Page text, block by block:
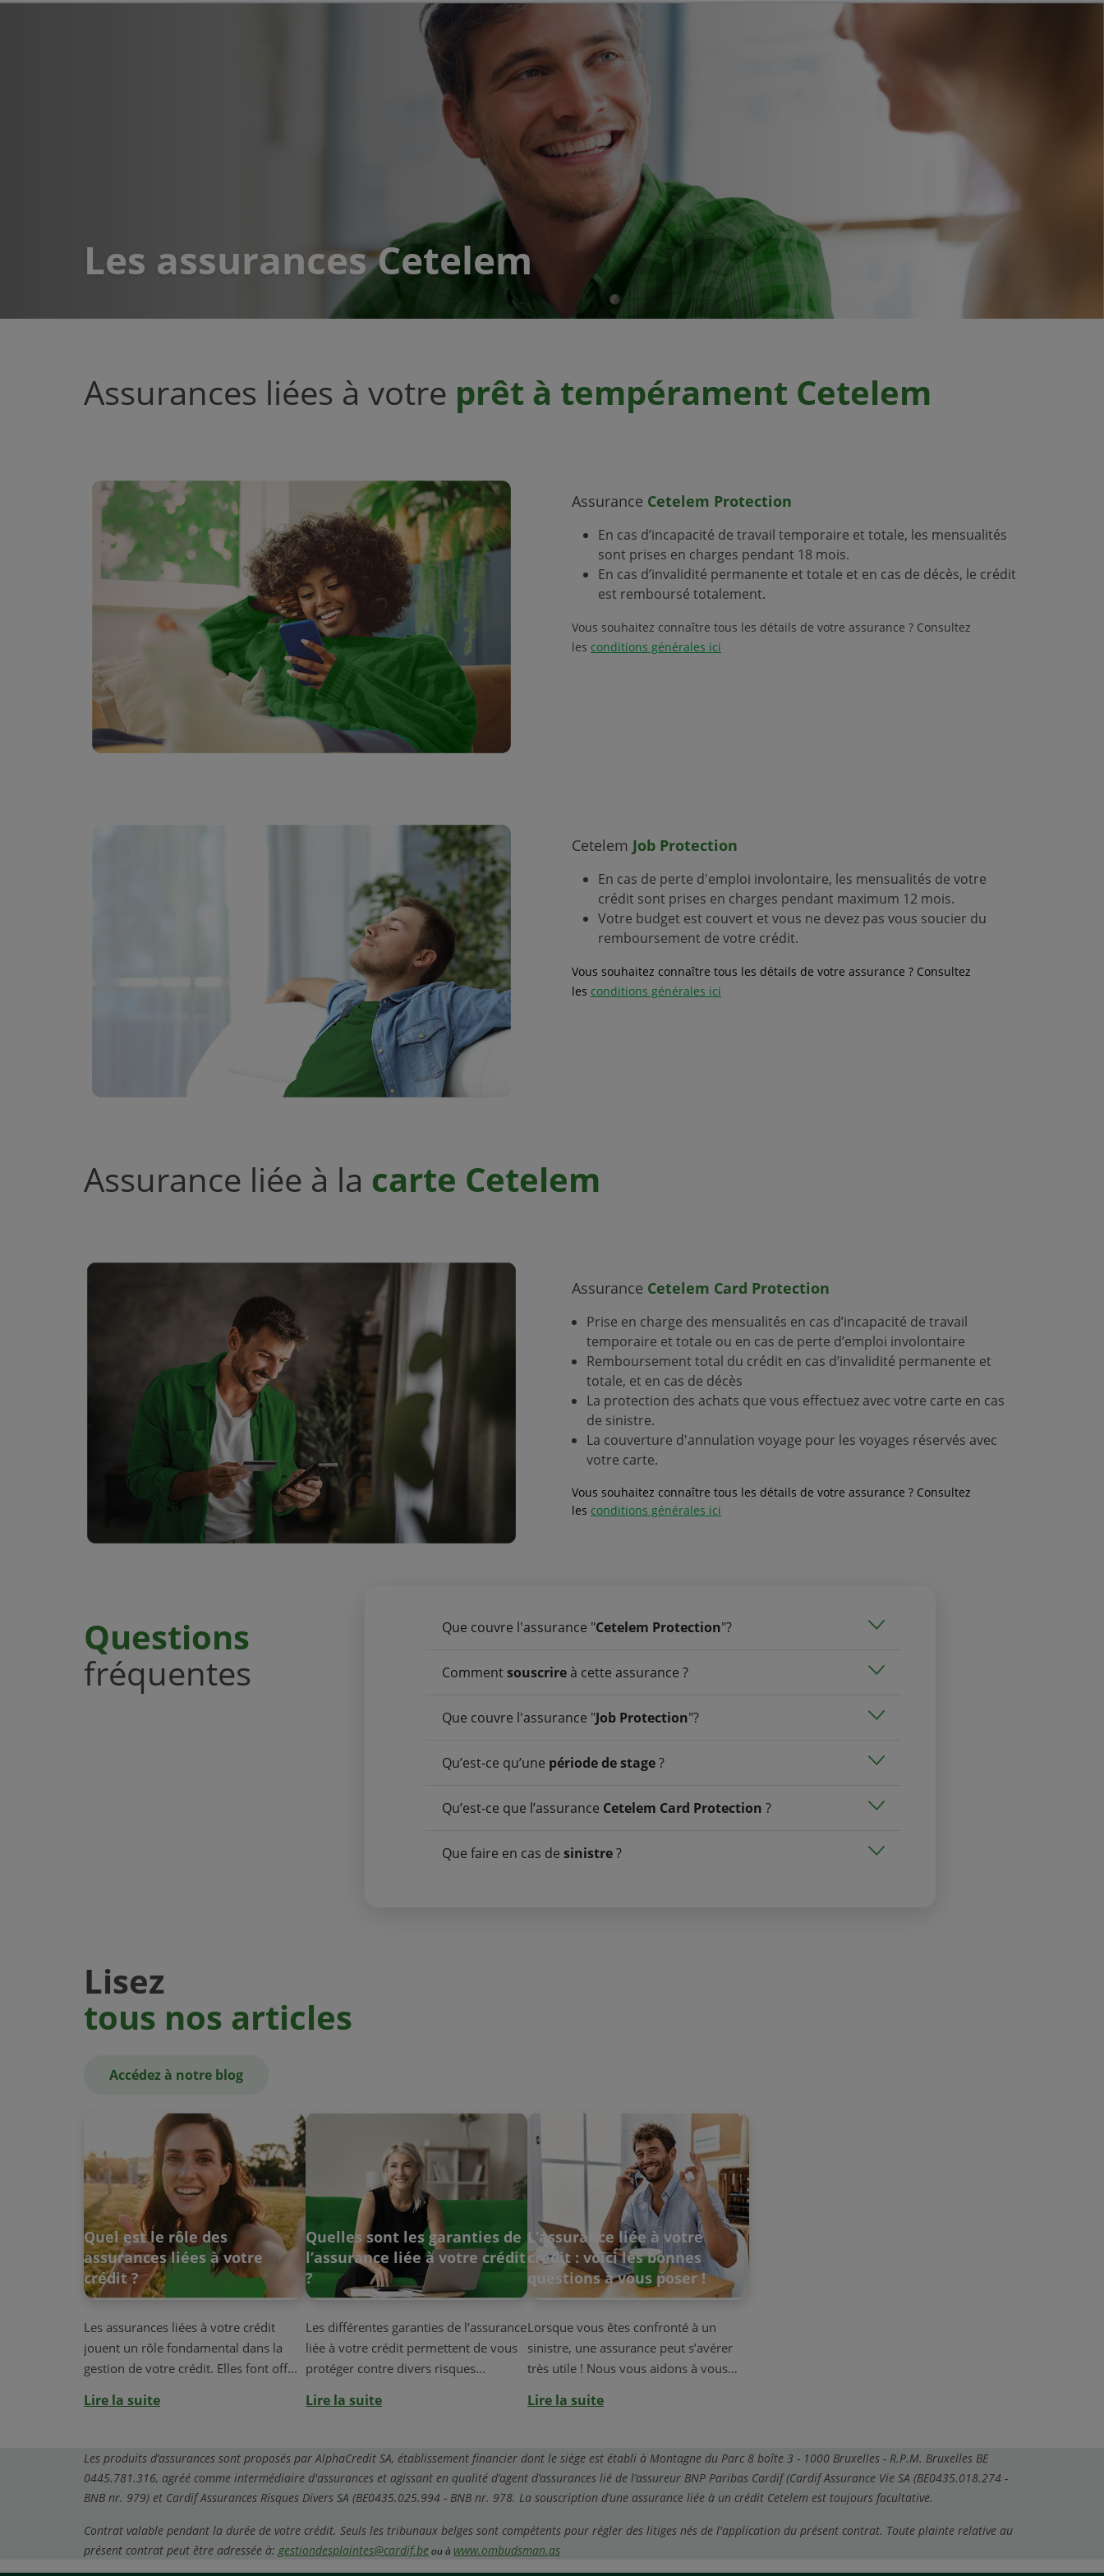
Les assurances Cetelem
Assurances liées à votre prêt à tempérament Cetelem
Assurance Cetelem Protection
En cas d’incapacité de travail temporaire et totale, les mensualités
sont prises en charges pendant 18 mois.
En cas d’invalidité permanente et totale et en cas de décès, le crédit
est remboursé totalement.
Vous souhaitez connaître tous les détails de votre assurance ? Consultez
les conditions générales ici
Cetelem Job Protection
En cas de perte d'emploi involontaire, les mensualités de votre
crédit sont prises en charges pendant maximum 12 mois.
Votre budget est couvert et vous ne devez pas vous soucier du
remboursement de votre crédit.
Vous souhaitez connaître tous les détails de votre assurance ? Consultez
les conditions générales ici
Assurance liée à la carte Cetelem
Assurance Cetelem Card Protection
Prise en charge des mensualités en cas d’incapacité de travail
temporaire et totale ou en cas de perte d’emploi involontaire
Remboursement total du crédit en cas d’invalidité permanente et
totale, et en cas de décès
La protection des achats que vous effectuez avec votre carte en cas
de sinistre.
La couverture d'annulation voyage pour les voyages réservés avec
votre carte.
Vous souhaitez connaître tous les détails de votre assurance ? Consultez
les conditions générales ici
Questions
fréquentes
Que couvre l'assurance "Cetelem Protection"?
Commentsouscrireà cette assurance ?
Que couvre l'assurance "Job Protection"?
Qu’est-ce qu’une période de stage?
Qu’est-ce que l’assurance Cetelem Card Protection ?
Que faire en cas de sinistre?
Lisez
tous nos articles
Accédez à notre blog
Quel est le rôle des
assurances liées à votre
crédit ?
Les assurances liées à votre crédit
jouent un rôle fondamental dans la
gestion de votre crédit. Elles font off...
Lire la suite
Quelles sont les garanties de
l’assurance liée à votre crédit
?
Les différentes garanties de l’assurance
liée à votre crédit permettent de vous
protéger contre divers risques...
Lire la suite
L’assurance liée à votre
crédit : voici les bonnes
questions à vous poser !
Lorsque vous êtes confronté à un
sinistre, une assurance peut s’avérer
très utile ! Nous vous aidons à vous
Lire la suite
Les produits d’assurances sont proposés par AlphaCredit SA, établissement financier dont le siège est établi à Montagne du Parc 8 boîte 3 - 1000 Bruxelles - R.P.M. Bruxelles BE
0445.781.316, agréé comme intermédiaire d'assurances et agissant en qualité d’agent d’assurances lié de l’assureur BNP Paribas Cardif (Cardif Assurance Vie SA (BE0435.018.274 -
BNB nr. 979) et Cardif Assurances Risques Divers SA (BE0435.025.994 - BNB nr. 978. La souscription d’une assurance liée à un crédit Cetelem est toujours facultative.
Contrat valable pendant la durée de votre crédit. Seuls les tribunaux belges sont compétents pour régler des litiges nés de l'application du présent contrat. Toute plainte relative au
présent contrat peut être adressée à:gestiondesplaintes@cardif.be ou à www.ombudsman.as